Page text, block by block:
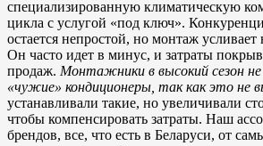
специализированную климатическую
цикла с услугой «под ключ».
остается непростой, но монтаж
Он часто идет в минус, и затраты
продаж. Монтажники в высокий сезон
«чужие» кондиционеры, так как это не
устанавливали такие, но увеличивали
чтобы компенсировать затраты. Наш
брендов, все, что есть в Беларуси, от